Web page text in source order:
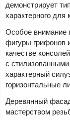
демонстрирует
характерного для
Особое внимание
фигуры грифонов
качестве
с
характерный
горизонтальные
Деревянный
мастерством